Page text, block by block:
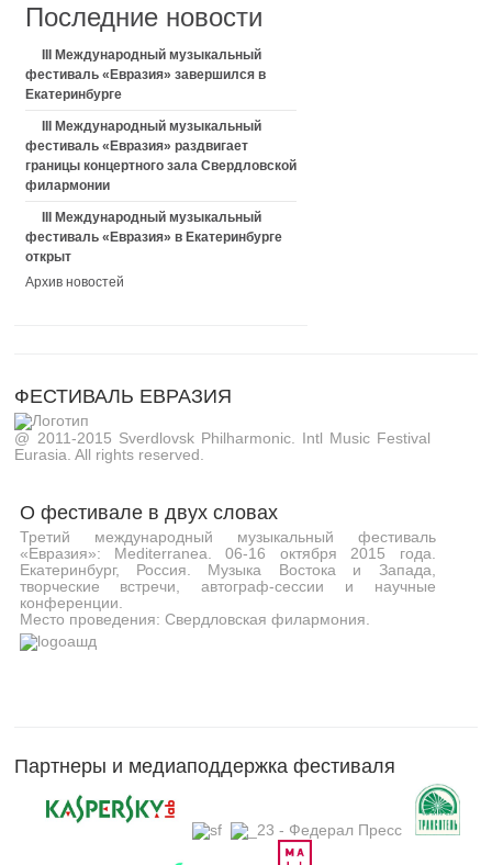
Последние новости
III Международный музыкальный
фестиваль «Евразия» завершился в
Екатеринбурге
III Международный музыкальный
фестиваль «Евразия» раздвигает
границы концертного зала Свердловской
филармонии
III Международный музыкальный
фестиваль «Евразия» в Екатеринбурге
открыт
Архив новостей
ФЕСТИВАЛЬ ЕВРАЗИЯ
@ 2011-2015 Sverdlovsk Philharmonic. Intl Music Festival
Eurasia. All rights reserved.
О фестивале в двух словах
Третий международный музыкальный фестиваль
«Евразия»: Mediterranea. 06-16 октября 2015 года.
Екатеринбург, Россия. Музыка Востока и Запада,
творческие встречи, автограф-сессии и научные
конференции.
Место проведения: Свердловская филармония.
Партнеры и медиаподдержка фестиваля